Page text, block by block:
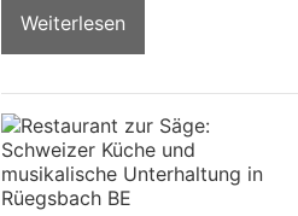
Weiterlesen